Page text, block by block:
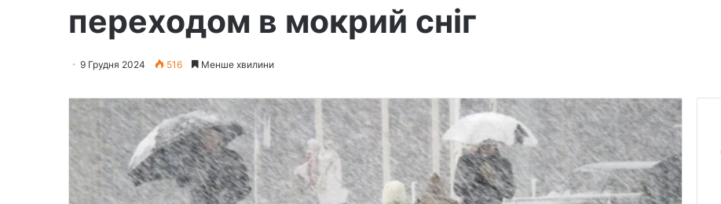
переходом в мокрий сніг
9 Грудня 2024 516 Менше хвилини